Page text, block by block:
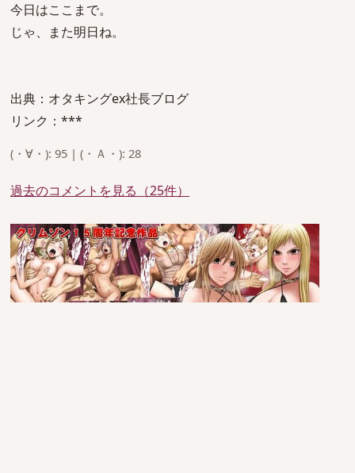
今日はここまで。
じゃ、また明日ね。
出典：オタキングex社長ブログ
リンク：***
(・∀・): 95 | (・Ａ・): 28
過去のコメントを見る（25件）